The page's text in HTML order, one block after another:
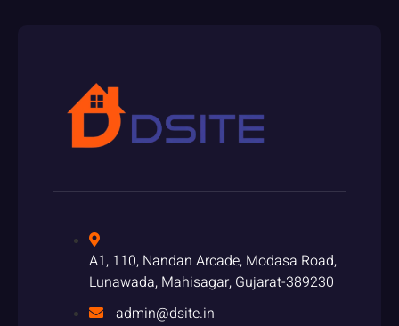
A1, 110, Nandan Arcade, Modasa Road,
Lunawada, Mahisagar, Gujarat-389230
admin@dsite.in